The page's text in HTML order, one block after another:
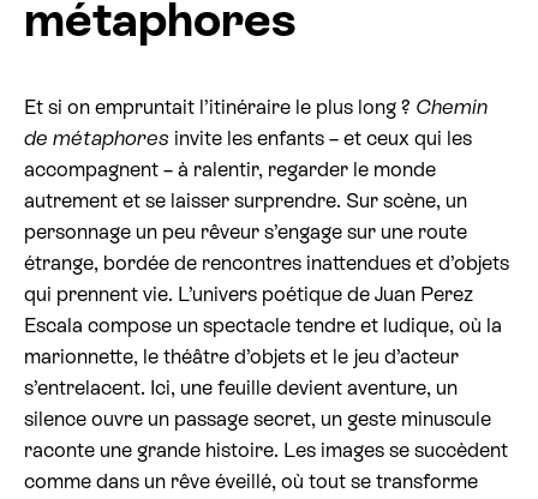
Billetterie cinéma
Rechercher
métaphores
Et si on empruntait l’itinéraire le plus long ? Chemin
de métaphores invite les enfants – et ceux qui les
accompagnent – à ralentir, regarder le monde
autrement et se laisser surprendre. Sur scène, un
personnage un peu rêveur s’engage sur une route
étrange, bordée de rencontres inattendues et d’objets
qui prennent vie. L’univers poétique de Juan Perez
Escala compose un spectacle tendre et ludique, où la
marionnette, le théâtre d’objets et le jeu d’acteur
s’entrelacent. Ici, une feuille devient aventure, un
silence ouvre un passage secret, un geste minuscule
raconte une grande histoire. Les images se succèdent
comme dans un rêve éveillé, où tout se transforme